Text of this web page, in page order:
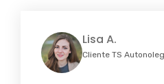
Lisa A.
Cliente TS